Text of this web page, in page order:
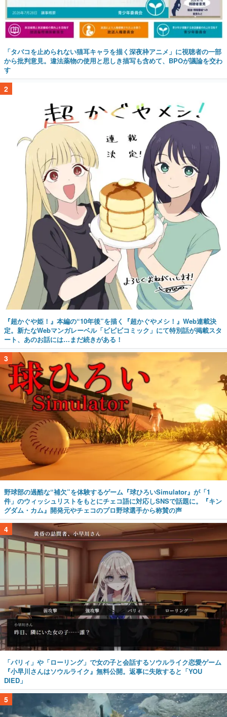
「タバコを止められない猫耳キャラを描く深夜枠アニメ」に視聴者の一部
から批判意見。違法薬物の使用と思しき描写も含めて、BPOが議論を交わ
す
2
『超かぐや姫！』本編の“10年後”を描く『超かぐやメシ！』Web連載決
定。新たなWebマンガレーベル「ビビビコミック」にて特別話が掲載スタ
ート、あのお話には…まだ続きがある！
3
野球部の過酷な“補欠”を体験するゲーム『球ひろいSimulator』が「1
件」のウィッシュリストをもとにチェコ語に対応しSNSで話題に。『キン
グダム・カム』開発元やチェコのプロ野球選手から称賛の声
4
「パリィ」や「ローリング」で女の子と会話するソウルライク恋愛ゲーム
『小早川さんはソウルライク』無料公開。返事に失敗すると「YOU
DIED」
5